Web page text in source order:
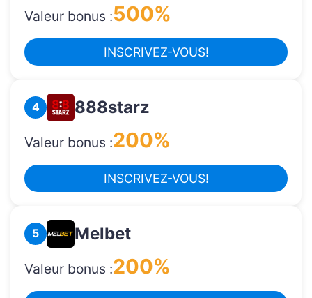
Valeur bonus :500%
INSCRIVEZ-VOUS!
4 888starz
Valeur bonus :200%
INSCRIVEZ-VOUS!
5 Melbet
Valeur bonus :200%